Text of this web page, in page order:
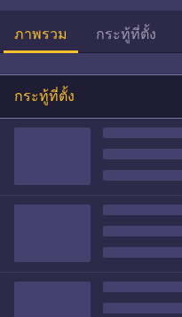
ภาพรวม กระทู้ที่ตั้ง
กระทู้ที่ตั้ง